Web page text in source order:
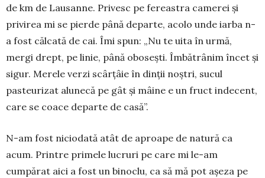
de km de Lausanne. Privesc pe fereastra camerei și
privirea mi se pierde până departe, acolo unde iarba n-
a fost călcată de cai. Îmi spun: „Nu te uita în urmă,
mergi drept, pe linie, până obosești. Îmbătrânim încet și
sigur. Merele verzi scârțâie în dinții noștri, sucul
pasteurizat alunecă pe gât și mâine e un fruct indecent,
care se coace departe de casă”.
N-am fost niciodată atât de aproape de natură ca
acum. Printre primele lucruri pe care mi le-am
cumpărat aici a fost un binoclu, ca să mă pot așeza pe